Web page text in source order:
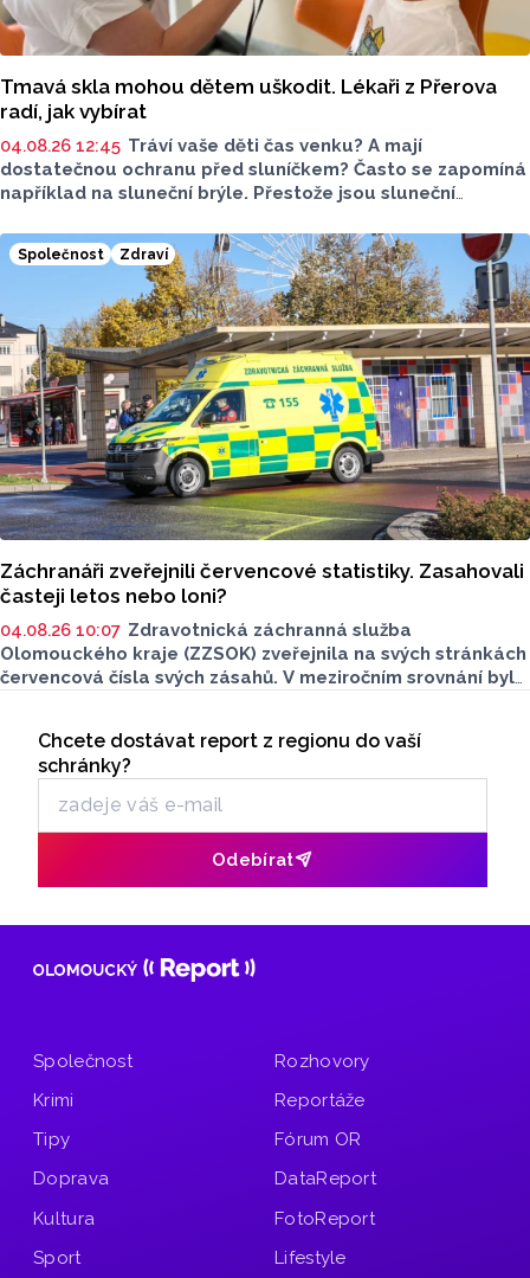
Tmavá skla mohou dětem uškodit. Lékaři z Přerova
radí, jak vybírat
04.08.26 12:45 Tráví vaše děti čas venku? A mají
dostatečnou ochranu před sluníčkem? Často se zapomíná
například na sluneční brýle. Přestože jsou sluneční
působení může oči poškodit. Dětský zrak je navíc nutné
chránit poměrně specificky. Radí lékaři z přerovské
Společnost Zdraví
Záchranáři zveřejnili červencové statistiky. Zasahovali
časteji letos nebo loni?
04.08.26 10:07 Zdravotnická záchranná služba
Olomouckého kraje (ZZSOK) zveřejnila na svých stránkách
červencová čísla svých zásahů. V meziročním srovnání byl
u 5823 případů.
Odběr newsletteru
Chcete dostávat report z regionu do vaší
schránky?
Odebírat
Společnost
Krimi
Tipy
Doprava
Kultura
Sport
Rozhovory
Reportáže
Fórum OR
DataReport
FotoReport
Lifestyle